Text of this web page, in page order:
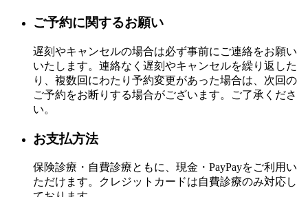
ご予約に関するお願い
遅刻やキャンセルの場合は必ず事前にご連絡をお願い
いたします。連絡なく遅刻やキャンセルを繰り返した
り、複数回にわたり予約変更があった場合は、次回の
ご予約をお断りする場合がございます。ご了承くださ
い。
お支払方法
保険診療・自費診療ともに、現金・PayPayをご利用い
ただけます。クレジットカードは自費診療のみ対応し